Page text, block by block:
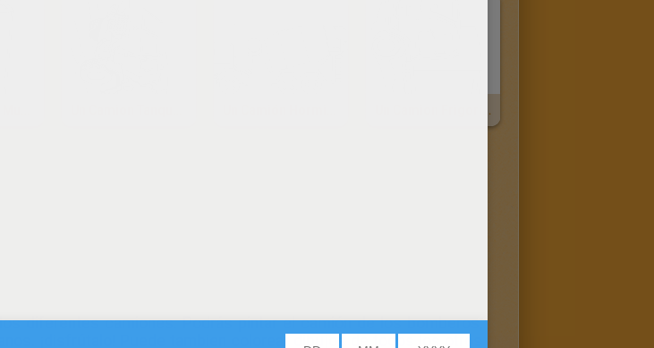
Un Camion Frigorífico
diferentes camiones. Podrás pintar el camión de los bomberos,
¡disfrútalo! Puede tambien colorear dibujos de todos los otros